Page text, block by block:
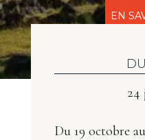
EN
24
Du 19 octobre